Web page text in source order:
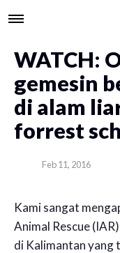
WATCH:
gemesin
di alam
forrest
Feb 11, 2016
Kami sangat
Animal Rescue
di Kalimantan yang